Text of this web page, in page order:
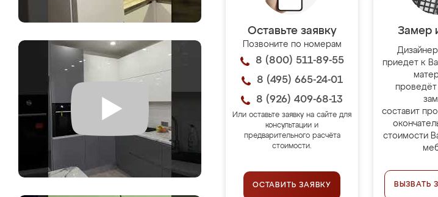
Оставьте заявку
Позвоните по номерам
8 (800) 511-89-55
8 (495) 665-24-01
8 (926) 409-68-13
Или оставьте заявку на сайте для
консультации и
предварительного расчёта
стоимости.
ОСТАВИТЬ ЗАЯВКУ
Замер
приедет к
проведёт
составит
стоимости
ВЫЗВАТЬ